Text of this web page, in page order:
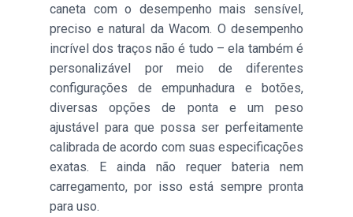
caneta com o desempenho mais sensível,
preciso e natural da Wacom. O desempenho
incrível dos traços não é tudo – ela também é
personalizável por meio de diferentes
configurações de empunhadura e botões,
diversas opções de ponta e um peso
ajustável para que possa ser perfeitamente
calibrada de acordo com suas especificações
exatas. E ainda não requer bateria nem
carregamento, por isso está sempre pronta
para uso.